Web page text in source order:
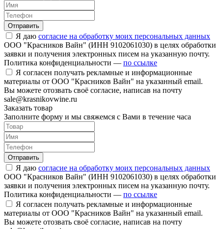
Отправить
Я даю согласие на обработку моих персональных данных
ООО "Красников Вайн" (ИНН 9102061030) в целях обработки
заявки и получения электронных писем на указанную почту.
Политика конфиденциальности — по ссылке
Я согласен получать рекламные и информационные
материалы от ООО "Красников Вайн" на указанный email.
Вы можете отозвать своё согласие, написав на почту
sale@krasnikovwine.ru
Заказать товар
Заполните форму и мы свяжемся с Вами в течение часа
Отправить
Я даю согласие на обработку моих персональных данных
ООО "Красников Вайн" (ИНН 9102061030) в целях обработки
заявки и получения электронных писем на указанную почту.
Политика конфиденциальности — по ссылке
Я согласен получать рекламные и информационные
материалы от ООО "Красников Вайн" на указанный email.
Вы можете отозвать своё согласие, написав на почту